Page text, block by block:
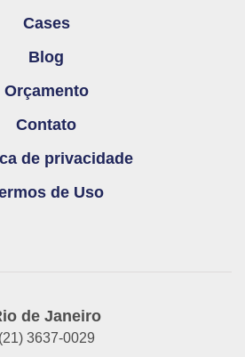
Cases
Blog
Orçamento
Contato
de privacidade
de Uso
de Janeiro
(21) 3637-0029